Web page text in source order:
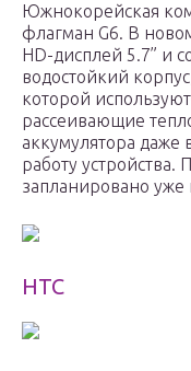
Южнокорейская
флагман G6. В
HD-дисплей 5.7” и
водостойкий
которой
рассеивающие
аккумулятора даже
работу устройства.
запланировано уже
HTC